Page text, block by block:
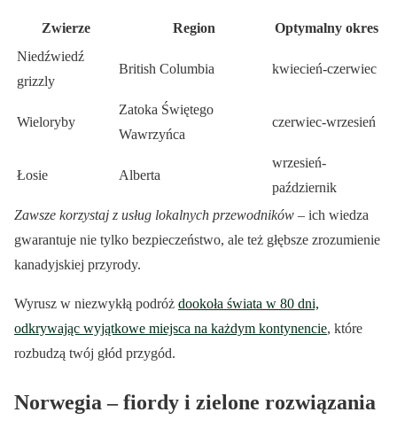
Zwierze Region
Optymalny okres
Niedźwiedź
grizzly
British Columbia kwiecień-czerwiec
Wieloryby
Zatoka Świętego
Wawrzyńca
czerwiec-wrzesień
Łosie Alberta
wrzesień-
październik
Zawsze korzystaj z usług lokalnych przewodników – ich wiedza
gwarantuje nie tylko bezpieczeństwo, ale też głębsze zrozumienie
kanadyjskiej przyrody.
Wyrusz w niezwykłą podróż dookoła świata w 80 dni,
odkrywając wyjątkowe miejsca na każdym kontynencie, które
rozbudzą twój głód przygód.
Norwegia – fiordy i zielone rozwiązania